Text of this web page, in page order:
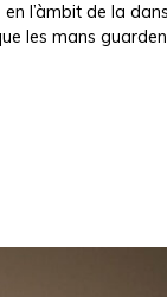
l’àmbit de la
les mans